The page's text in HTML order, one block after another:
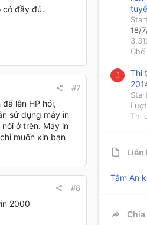
có đầy đủ.
#7
lên HP hỏi,
sử dụng máy in
ở trên. Máy in
muốn xin bạn
#8
2000
18/
J
Thi
Thi
Liên
Tâm An